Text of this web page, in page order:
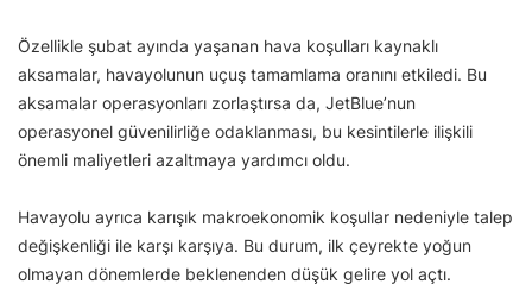
Özellikle şubat ayında yaşanan hava koşulları kaynaklı
aksamalar, havayolunun uçuş tamamlama oranını etkiledi. Bu
aksamalar operasyonları zorlaştırsa da, JetBlue’nun
operasyonel güvenilirliğe odaklanması, bu kesintilerle ilişkili
önemli maliyetleri azaltmaya yardımcı oldu.
Havayolu ayrıca karışık makroekonomik koşullar nedeniyle talep
değişkenliği ile karşı karşıya. Bu durum, ilk çeyrekte yoğun
olmayan dönemlerde beklenenden düşük gelire yol açtı.